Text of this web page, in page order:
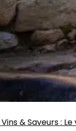
Vins & Saveurs: Le